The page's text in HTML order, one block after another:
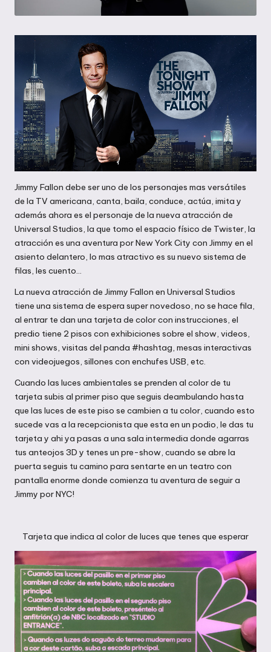
Jimmy Fallon debe ser uno de los personajes mas versátiles
de la TV americana, canta, baila, conduce, actúa, imita y
además ahora es el personaje de la nueva atracción de
Universal Studios, la que tomo el espacio físico de Twister, la
atracción es una aventura por New York City con Jimmy en el
asiento delantero, lo mas atractivo es su nuevo sistema de
filas, les cuento…
La nueva atracción de Jimmy Fallon en Universal Studios
tiene una sistema de espera super novedoso, no se hace fila,
al entrar te dan una tarjeta de color con instrucciones, el
predio tiene 2 pisos con exhibiciones sobre el show, videos,
mini shows, visitas del panda #hashtag, mesas interactivas
con videojuegos, sillones con enchufes USB, etc.
Cuando las luces ambientales se prenden al color de tu
tarjeta subis al primer piso que seguis deambulando hasta
que las luces de este piso se cambien a tu color, cuando esto
sucede vas a la recepcionista que esta en un podio, le das tu
tarjeta y ahi ya pasas a una sala intermedia donde agarras
tus anteojos 3D y tenes un pre-show, cuando se abre la
puerta seguis tu camino para sentarte en un teatro con
pantalla enorme donde comienza tu aventura de seguir a
Jimmy por NYC!
Tarjeta que indica al color de luces que tenes que esperar